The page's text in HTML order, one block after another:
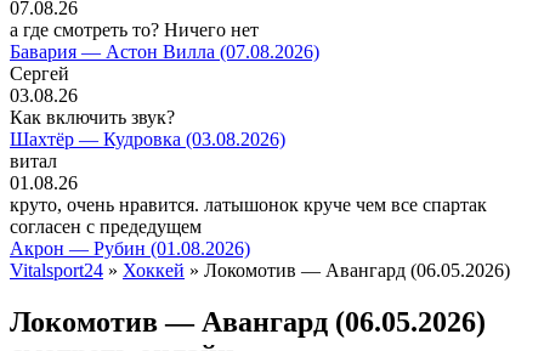
07.08.26
а где смотреть то? Ничего нет
Бавария — Астон Вилла (07.08.2026)
Сергей
03.08.26
Как включить звук?
Шахтёр — Кудровка (03.08.2026)
витал
01.08.26
круто, очень нравится. латышонок круче чем все спартак
согласен с предедущем
Акрон — Рубин (01.08.2026)
Vitalsport24 » Хоккей » Локомотив — Авангард (06.05.2026)
Локомотив — Авангард (06.05.2026)